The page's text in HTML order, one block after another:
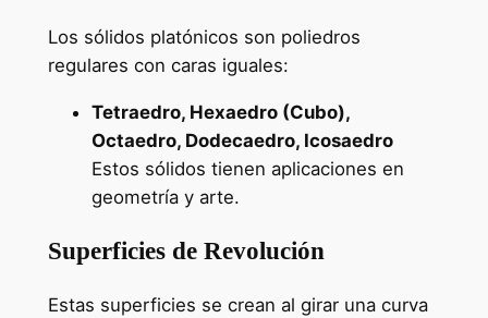
Los sólidos platónicos son poliedros
regulares con caras iguales:
Tetraedro, Hexaedro (Cubo),
Octaedro, Dodecaedro, Icosaedro
Estos sólidos tienen aplicaciones en
geometría y arte.
Superficies de Revolución
Estas superficies se crean al girar una curva